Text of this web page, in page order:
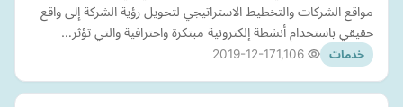
مواقع الشركات والتخطيط الاستراتيجي لتحويل رؤية الشركة إلى واقع
حقيقي باستخدام أنشطة إلكترونية مبتكرة واحترافية والتي تؤثر…
خدمات 2019-12-17